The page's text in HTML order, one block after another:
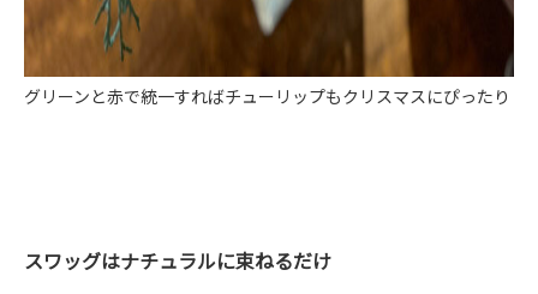
グリーンと赤で統一すればチューリップもクリスマスにぴったり
スワッグはナチュラルに束ねるだけ